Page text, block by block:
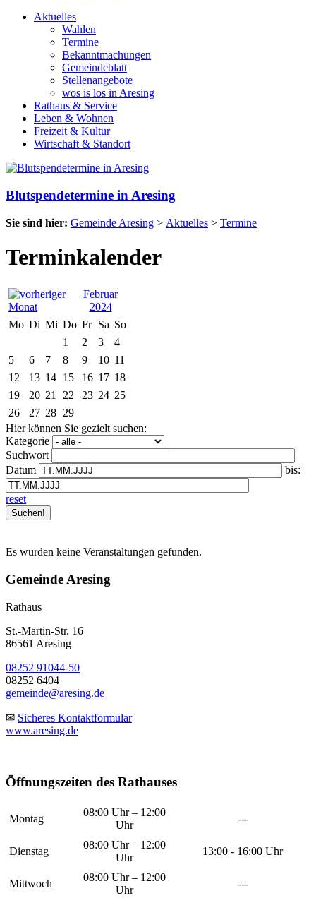
Aktuelles
Wahlen
Termine
Bekanntmachungen
Gemeindeblatt
Stellenangebote
wos is los in Aresing
Rathaus & Service
Leben & Wohnen
Freizeit & Kultur
Wirtschaft & Standort
Blutspendetermine in Aresing
Sie sind hier: Gemeinde Aresing > Aktuelles > Termine
Terminkalender
Februar
2024
Mo Di Mi Do Fr Sa So
1
2 3
4
5
6 7 8 9 10 11
12
13 14 15 16 17 18
19
20 21 22 23 24 25
26
27 28 29
Hier können Sie gezielt suchen:
Kategorie
Suchwort
Datum
bis:
reset
Es wurden keine Veranstaltungen gefunden.
Gemeinde Aresing
Rathaus
St.-Martin-Str. 16
86561 Aresing
08252 91044-50
08252 6404
gemeinde@aresing.de
✉ Sicheres Kontaktformular
www.aresing.de
Öffnungszeiten des Rathauses
Montag
08:00 Uhr – 12:00
Uhr
---
Dienstag
08:00 Uhr – 12:00
Uhr
13:00 - 16:00 Uhr
Mittwoch
08:00 Uhr – 12:00
Uhr
---